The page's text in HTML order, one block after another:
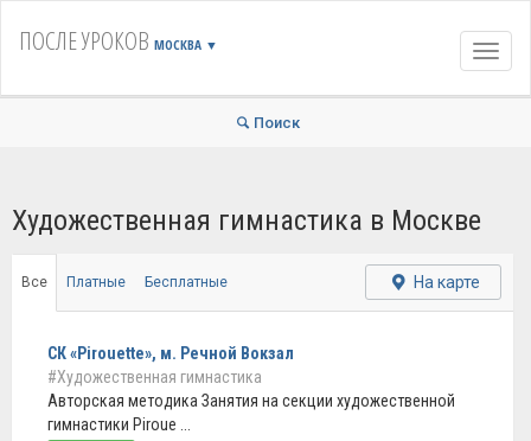
ПОСЛЕ УРОКОВ МОСКВА ▼
Поиск
Художественная гимнастика в Москве
Все Платные Бесплатные На карте
СК «Pirouette», м. Речной Вокзал
#Художественная гимнастика
Авторская методика Занятия на секции художественной
гимнастики Piroue ...